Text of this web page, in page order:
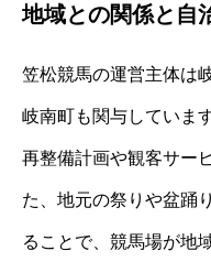
地域との関係と自
笠松競馬の運営主体は
岐南町も関与していま
再整備計画や観客サー
た、地元の祭りや盆踊
ることで、競馬場が地